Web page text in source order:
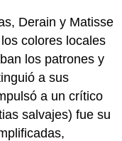
Derain y Matisse
colores locales
los patrones y
a sus
a un crítico
salvajes) fue su